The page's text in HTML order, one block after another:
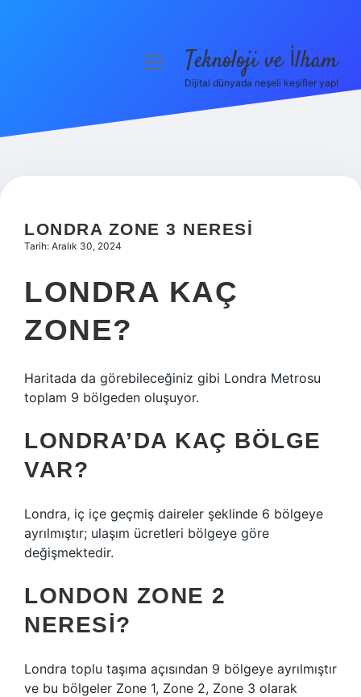
Hakkımızda
menüyüTeknoloji ve İlham
Dijital dünyada neşeli keşifler yap!
LONDRA ZONE 3 NERESI
Tarih: Aralık 30, 2024
LONDRA KAÇ
ZONE?
Haritada da görebileceğiniz gibi Londra Metrosu
toplam 9 bölgeden oluşuyor.
LONDRA’DA KAÇ BÖLGE
VAR?
Londra, iç içe geçmiş daireler şeklinde 6 bölgeye
ayrılmıştır; ulaşım ücretleri bölgeye göre
değişmektedir.
LONDON ZONE 2
NERESI?
Londra toplu taşıma açısından 9 bölgeye ayrılmıştır
ve bu bölgeler Zone 1, Zone 2, Zone 3 olarak